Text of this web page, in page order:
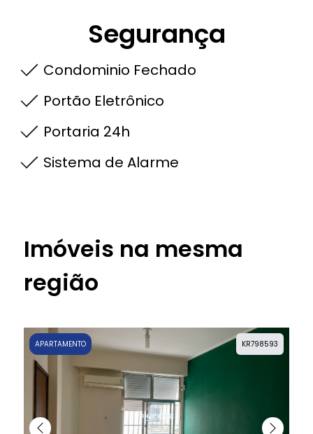
Segurança
Condominio Fechado
Portão Eletrônico
Portaria 24h
Sistema de Alarme
Imóveis na mesma
região
KR798593
APARTAMENTO